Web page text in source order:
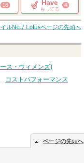
16 Have
もってる
4
ルNo.7 Lotusページの先頭へ
ス・ウィメンズ)
コストパフォーマンス
ページの先頭へ